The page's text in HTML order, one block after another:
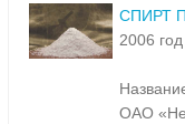
СПИРТ
2006 год
ОАО